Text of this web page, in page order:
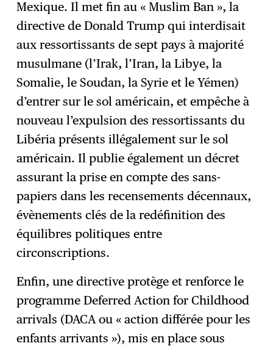
Mexique. Il met fin au « Muslim Ban », la
directive de Donald Trump qui interdisait
aux ressortissants de sept pays à majorité
musulmane (l’Irak, l’Iran, la Libye, la
Somalie, le Soudan, la Syrie et le Yémen)
d’entrer sur le sol américain, et empêche à
nouveau l’expulsion des ressortissants du
Libéria présents illégalement sur le sol
américain. Il publie également un décret
assurant la prise en compte des sans-
papiers dans les recensements décennaux,
évènements clés de la redéfinition des
équilibres politiques entre
circonscriptions.
Enfin, une directive protège et renforce le
programme Deferred Action for Childhood
arrivals (DACA ou « action différée pour les
enfants arrivants »), mis en place sous